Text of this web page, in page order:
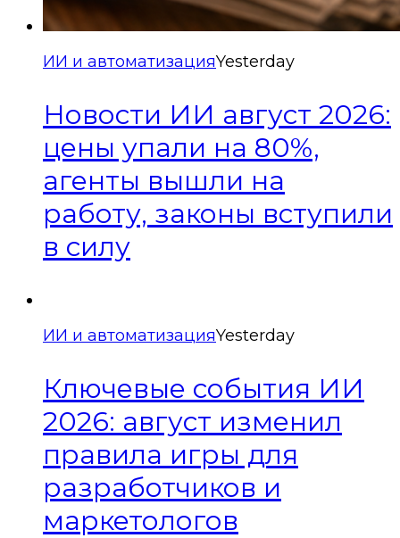
ИИ и автоматизацияYesterday
Новости ИИ август 2026:
цены упали на 80%,
агенты вышли на
работу, законы вступили
в силу
ИИ и автоматизацияYesterday
Ключевые события ИИ
2026: август изменил
правила игры для
разработчиков и
маркетологов